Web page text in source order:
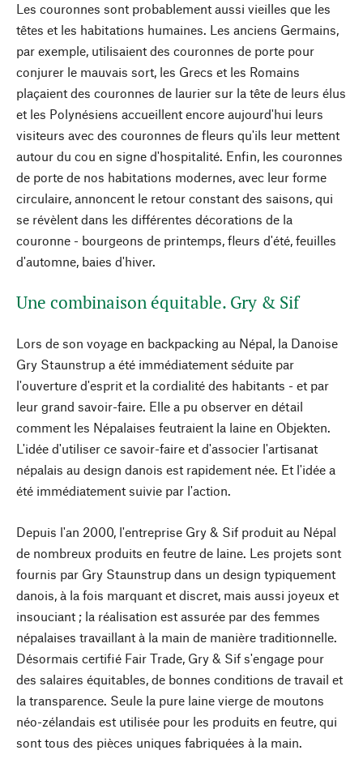
Les couronnes sont probablement aussi vieilles que les
têtes et les habitations humaines. Les anciens Germains,
par exemple, utilisaient des couronnes de porte pour
conjurer le mauvais sort, les Grecs et les Romains
plaçaient des couronnes de laurier sur la tête de leurs élus
et les Polynésiens accueillent encore aujourd'hui leurs
visiteurs avec des couronnes de fleurs qu'ils leur mettent
autour du cou en signe d'hospitalité. Enfin, les couronnes
de porte de nos habitations modernes, avec leur forme
circulaire, annoncent le retour constant des saisons, qui
se révèlent dans les différentes décorations de la
couronne - bourgeons de printemps, fleurs d'été, feuilles
d'automne, baies d'hiver.
Une combinaison équitable. Gry & Sif
Lors de son voyage en backpacking au Népal, la Danoise
Gry Staunstrup a été immédiatement séduite par
l'ouverture d'esprit et la cordialité des habitants - et par
leur grand savoir-faire. Elle a pu observer en détail
comment les Népalaises feutraient la laine en Objekten.
L'idée d'utiliser ce savoir-faire et d'associer l'artisanat
népalais au design danois est rapidement née. Et l'idée a
été immédiatement suivie par l'action.
Depuis l'an 2000, l'entreprise Gry & Sif produit au Népal
de nombreux produits en feutre de laine. Les projets sont
fournis par Gry Staunstrup dans un design typiquement
danois, à la fois marquant et discret, mais aussi joyeux et
insouciant ; la réalisation est assurée par des femmes
népalaises travaillant à la main de manière traditionnelle.
Désormais certifié Fair Trade, Gry & Sif s'engage pour
des salaires équitables, de bonnes conditions de travail et
la transparence. Seule la pure laine vierge de moutons
néo-zélandais est utilisée pour les produits en feutre, qui
sont tous des pièces uniques fabriquées à la main.